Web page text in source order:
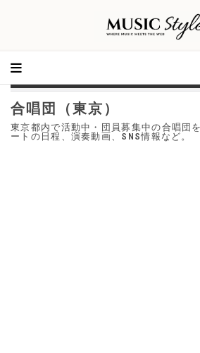
合唱団（東京）
東京都内で活動中・団員募集中の合唱団
ートの日程、演奏動画、SNS情報など。